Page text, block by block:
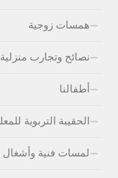
همسات زوجية
نصائح وتجارب منزلية
أطفالنا
الحقيبة التربوية
لمسات فنية وأشغال